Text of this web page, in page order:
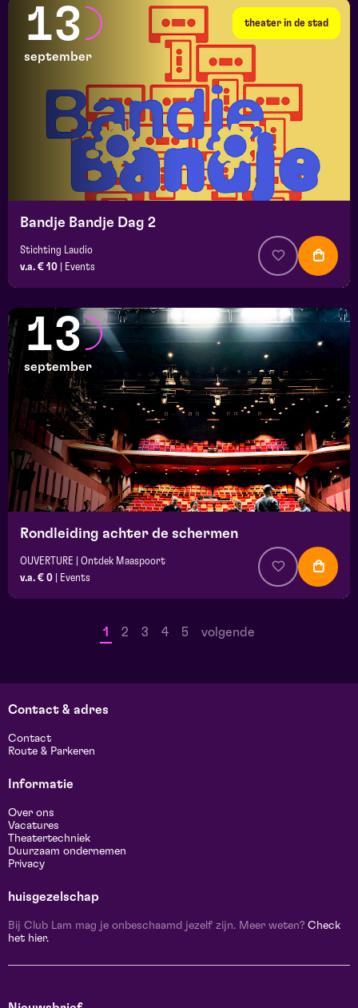
theater in de stad
13
september
Bandje Bandje Dag 2
Stichting Laudio
v.a. € 10
Events
13
september
Rondleiding achter de schermen
OUVERTURE | Ontdek Maaspoort
v.a. € 0
Events
1 2 3 4 5 volgende
Contact & adres
Contact
Route & Parkeren
Informatie
Over ons
Vacatures
Theatertechniek
Duurzaam ondernemen
Privacy
huisgezelschap
Bij Club Lam mag je onbeschaamd jezelf zijn. Meer weten? Check
het hier.